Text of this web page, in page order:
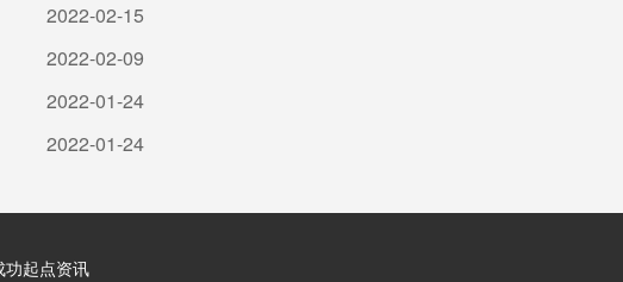
2022-02-15
2022-02-09
2022-01-24
2022-01-24
功起点资讯